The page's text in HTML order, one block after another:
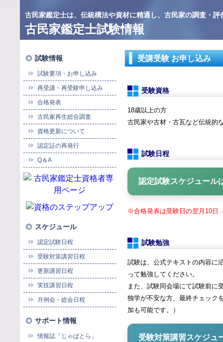
古民家鑑定士は、伝統構法や資材に精通し、古民家の調査・
古民家鑑定士試験情報
試験情報
試験要項・お申し込み
再受講・再受験申し込み
合格発表
古民家再生総合調査
資格更新について
認定証の再発行
Q＆A
スケジュール
認定試験日程
受験対策講習日程
更新講習日程
実技講習日程
月例会・総会日程
サポート情報
情報誌「じゃぱとら」
受講受験 お申し込み
受験資格
18歳以上の方
古民家や古材・古瓦など伝統的
試験日程
認定試験スケジュール
※合格発表は受験日の翌月10日
試験勉強
試験は、公式テキストの内容に
って勉強してください。
また、試験同会場にて試験前に
独学が不安な方、最終チェック
加も可能です。）
受験対策講習スケジュ